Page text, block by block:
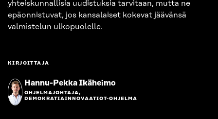
yhteiskunnallisia uudistuksia tarvitaan, mutta ne
epäonnistuvat, jos kansalaiset kokevat jäävänsä
valmistelun ulkopuolelle.
KIRJOITTAJA
Hannu-Pekka Ikäheimo
OHJELMAJOHTAJA,
DEMOKRATIAINNOVAATIOT-OHJELMA